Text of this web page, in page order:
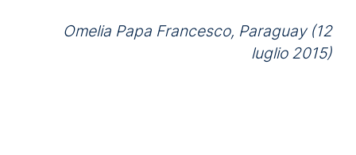
Omelia Papa Francesco, Paraguay (12
luglio 2015)